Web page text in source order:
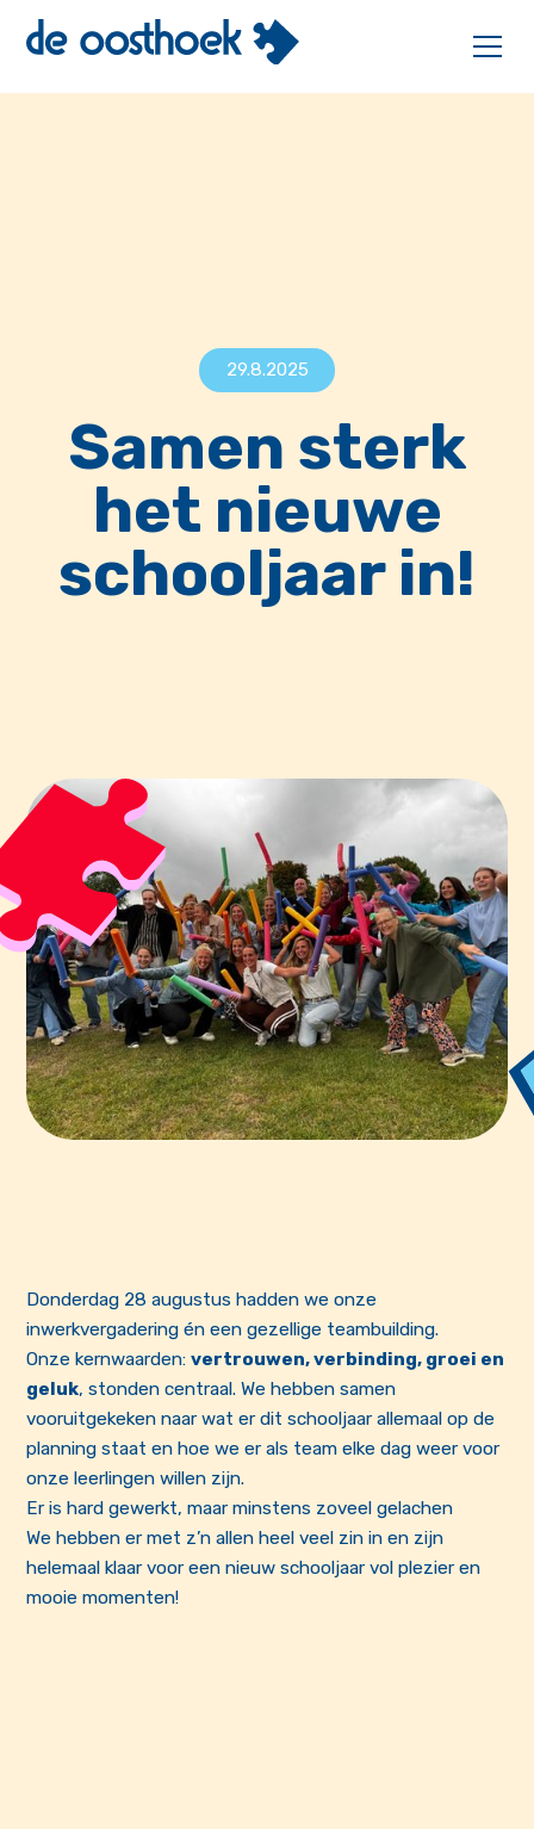
29.8.2025
Samen sterk
het nieuwe
schooljaar in!
Donderdag 28 augustus hadden we onze
inwerkvergadering én een gezellige teambuilding.
Onze kernwaarden:vertrouwen, verbinding, groei en
geluk, stonden centraal. We hebben samen
vooruitgekeken naar wat er dit schooljaar allemaal op de
planning staat en hoe we er als team elke dag weer voor
onze leerlingen willen zijn.
Er is hard gewerkt, maar minstens zoveel gelachen
We hebben er met z’n allen heel veel zin in en zijn
helemaal klaar voor een nieuw schooljaar vol plezier en
mooie momenten!